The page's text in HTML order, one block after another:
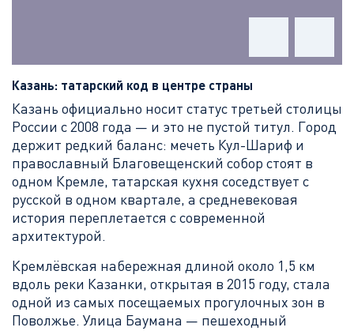
Казань: татарский код в центре страны
Казань официально носит статус третьей столицы
России с 2008 года — и это не пустой титул. Город
держит редкий баланс: мечеть Кул-Шариф и
православный Благовещенский собор стоят в
одном Кремле, татарская кухня соседствует с
русской в одном квартале, а средневековая
история переплетается с современной
архитектурой.
Кремлёвская набережная длиной около 1,5 км
вдоль реки Казанки, открытая в 2015 году, стала
одной из самых посещаемых прогулочных зон в
Поволжье. Улица Баумана — пешеходный